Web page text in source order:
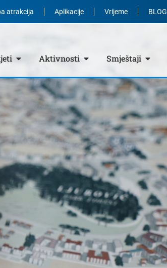
atrakcija Aplikacije Vrijeme BLOG
Aktivnosti Smještaji